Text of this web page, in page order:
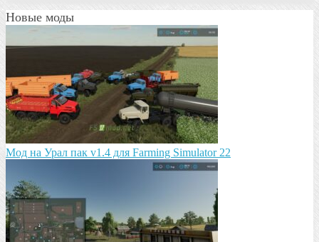
Новые моды
Мод на Урал пак v1.4 для Farming Simulator 22